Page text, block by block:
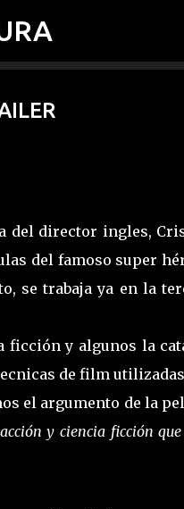
del director ingles,
del famoso super
se trabaja ya en la
y algunos la
de film
el argumento de la
y ciencia ficción